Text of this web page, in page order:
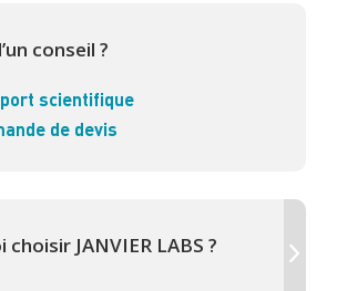
conseil ?
scientifique
de devis
choisir JANVIER LABS ?